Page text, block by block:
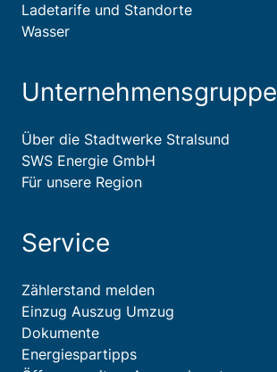
Ladetarife und Standorte
Wasser
Unternehmensgruppe
Über die Stadtwerke Stralsund
SWS Energie GmbH
Für unsere Region
Service
Zählerstand melden
Einzug Auszug Umzug
Dokumente
Energiespartipps